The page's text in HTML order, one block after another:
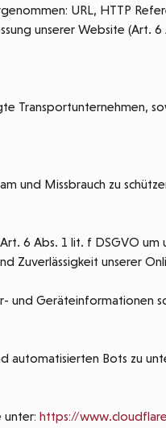
URL, HTTP
unserer Website (Art.
Transportunternehmen,
und Missbrauch zu
6 Abs. 1 lit. f DSGVO
Zuverlässigkeit unserer
und
automatisierten Bots zu
unter: https://